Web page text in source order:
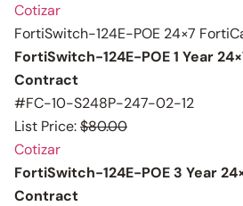
Cotizar
FortiSwitch-124E-POE 24×7
FortiSwitch-124E-POE 1 Year
Contract
#FC-10-S248P-247-02-12
List Price:$80.00
Cotizar
FortiSwitch-124E-POE 3 Year
Contract